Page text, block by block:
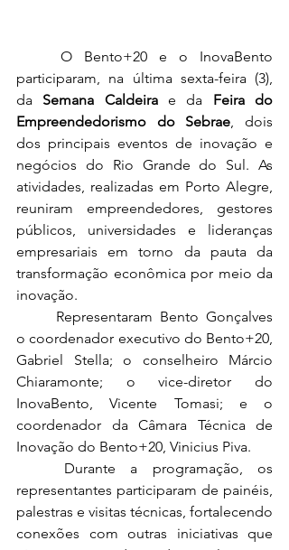
participaram, na última sexta-feira (3),
da Semana Caldeira e da Feira do
Empreendedorismo do Sebrae, dois
dos principais eventos de inovação e
negócios do Rio Grande do Sul. As
atividades, realizadas em Porto Alegre,
reuniram empreendedores, gestores
públicos, universidades e lideranças
empresariais em torno da pauta da
transformação econômica por meio da
inovação.
o coordenador executivo do Bento+20,
Gabriel Stella; o conselheiro Márcio
Chiaramonte; o vice-diretor do
InovaBento, Vicente Tomasi; e o
coordenador da Câmara Técnica de
Inovação do Bento+20, Vinicius Piva.
representantes participaram de painéis,
palestras e visitas técnicas, fortalecendo
conexões com outras iniciativas que